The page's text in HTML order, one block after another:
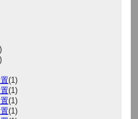
(1)
(1)
(1)
(1)